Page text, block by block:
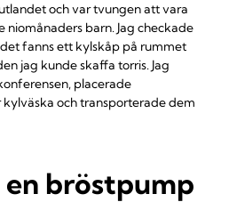
och var tvungen att vara
barn. Jag checkade
fanns ett kylskåp på rummet
jag kunde skaffa torris. Jag
placerade
och transporterade dem
bröstpump